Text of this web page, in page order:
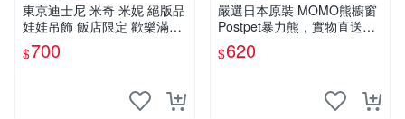
東京迪士尼 米奇 米妮 絕版品
娃娃吊飾 飯店限定 歡樂滿人
間 復活節
$700
嚴選日本原裝 MOMO熊櫥窗
Postpet暴力熊，實物直送新
臺灣。MOMO熊 暴力熊 熊貓
櫥窗
$620